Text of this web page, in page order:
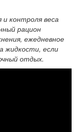
и контроля веса
рацион
ежедневное
жидкости, если
отдых.